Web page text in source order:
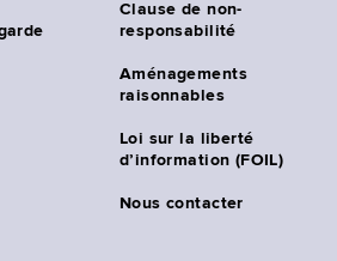
Clause de non-
responsabilité
Aménagements
raisonnables
Loi sur la liberté
d’information (FOIL)
Nous contacter